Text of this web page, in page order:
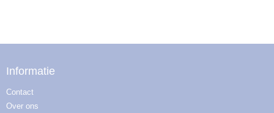
Informatie
Contact
Over ons